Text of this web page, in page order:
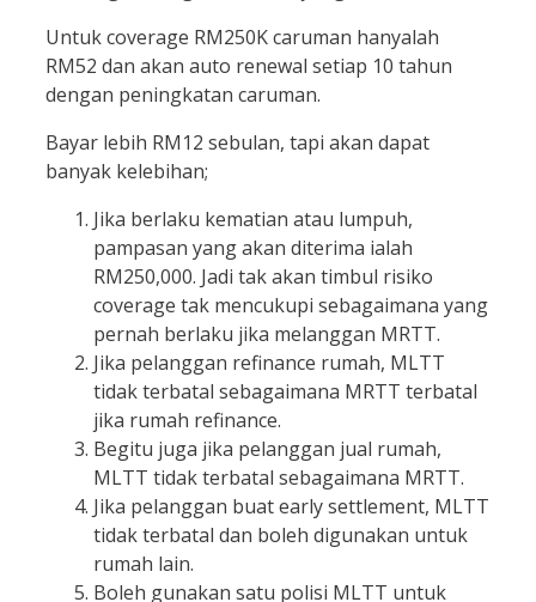
Untuk coverage RM250K caruman hanyalah
RM52 dan akan auto renewal setiap 10 tahun
dengan peningkatan caruman.
Bayar lebih RM12 sebulan, tapi akan dapat
banyak kelebihan;
Jika berlaku kematian atau lumpuh,
pampasan yang akan diterima ialah
RM250,000. Jadi tak akan timbul risiko
coverage tak mencukupi sebagaimana yang
pernah berlaku jika melanggan MRTT.
Jika pelanggan refinance rumah, MLTT
tidak terbatal sebagaimana MRTT terbatal
jika rumah refinance.
Begitu juga jika pelanggan jual rumah,
MLTT tidak terbatal sebagaimana MRTT.
Jika pelanggan buat early settlement, MLTT
tidak terbatal dan boleh digunakan untuk
rumah lain.
Boleh gunakan satu polisi MLTT untuk